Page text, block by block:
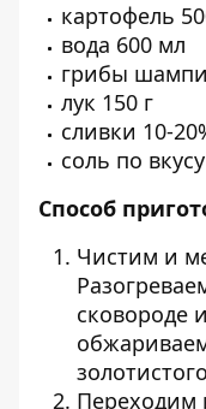
картофель
вода 600 мл
грибы
лук 150 г
сливки 10-
соль по вкусу
Способ
Чистим и
сковороде
Переходим